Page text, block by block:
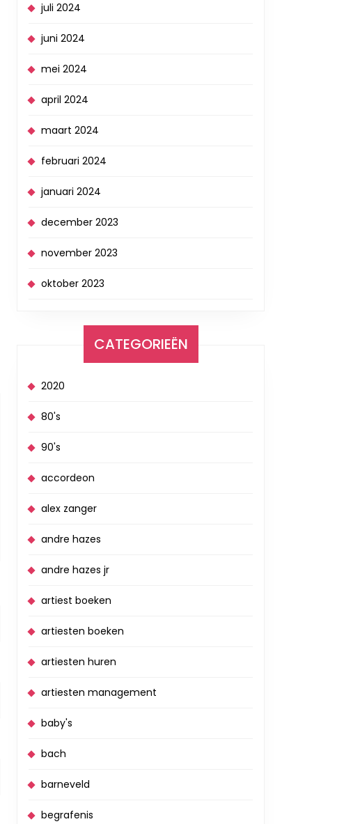
juli 2024
juni 2024
mei 2024
april 2024
maart 2024
februari 2024
januari 2024
december 2023
november 2023
oktober 2023
CATEGORIEËN
2020
80's
90's
accordeon
alex zanger
andre hazes
andre hazes jr
artiest boeken
artiesten boeken
artiesten huren
artiesten management
baby's
bach
barneveld
begrafenis